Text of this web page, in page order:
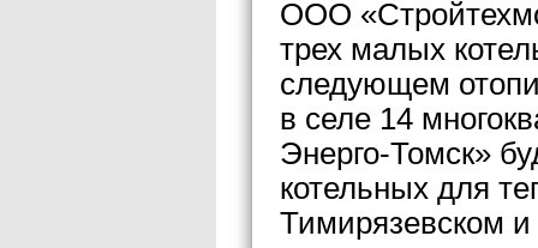
ООО
трех малых
следующем
в селе 14
Энерго-Томск»
котельных для
Тимирязевском